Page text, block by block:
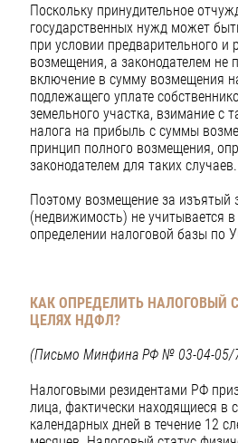
Поскольку принудительное
государственных нужд может
при условии предварительного и
возмещения, а законодателем не
включение в сумму возмещения
подлежащего уплате
земельного участка, взимание с
налога на прибыль с суммы
принцип полного возмещения,
законодателем для таких случаев.
Поэтому возмещение за изъятый
(недвижимость) не учитывается
определении налоговой базы по
КАК ОПРЕДЕЛИТЬ НАЛОГОВЫЙ
ЦЕЛЯХ НДФЛ?
(Письмо Минфина РФ № 03-04-05/
Налоговыми резидентами РФ
лица, фактически находящиеся в
календарных дней в течение 12